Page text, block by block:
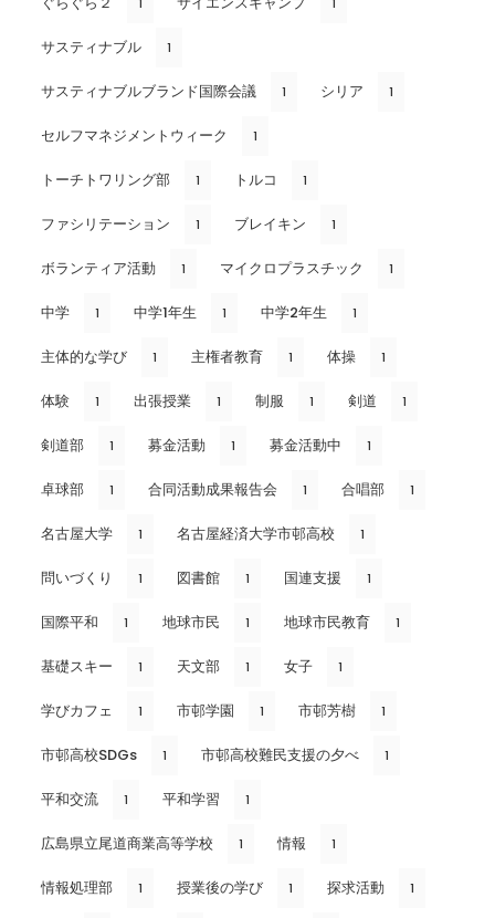
サスティナブル 1
サスティナブルブランド国際会議 1 シリア 1
セルフマネジメントウィーク 1
トーチトワリング部 1 トルコ 1
ファシリテーション 1 ブレイキン 1
ボランティア活動 1 マイクロプラスチック 1
中学 1 中学1年生 1 中学2年生 1
主体的な学び 1 主権者教育 1 体操 1
体験 1 出張授業 1 制服 1 剣道 1
剣道部 1 募金活動 1 募金活動中 1
卓球部 1 合同活動成果報告会 1 合唱部 1
名古屋大学 1 名古屋経済大学市邨高校 1
問いづくり 1 図書館 1 国連支援 1
国際平和 1 地球市民 1 地球市民教育 1
基礎スキー 1 天文部 1 女子 1
学びカフェ 1 市邨学園 1 市邨芳樹 1
市邨高校SDGs 1 市邨高校難民支援の夕べ 1
平和交流 1 平和学習 1
広島県立尾道商業高等学校 1 情報 1
情報処理部 1 授業後の学び 1 探求活動 1